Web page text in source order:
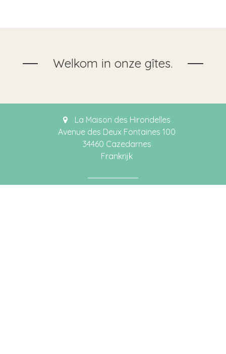
Welkom in onze gîtes.
La Maison des Hirondelles
Avenue des Deux Fontaines 100
34460 Cazedarnes
Frankrijk